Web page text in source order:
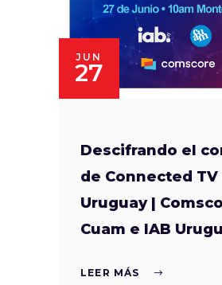
JUN
27
Descifrando el
de Connected TV
Uruguay |
Cuam e IAB
LEER MÁS